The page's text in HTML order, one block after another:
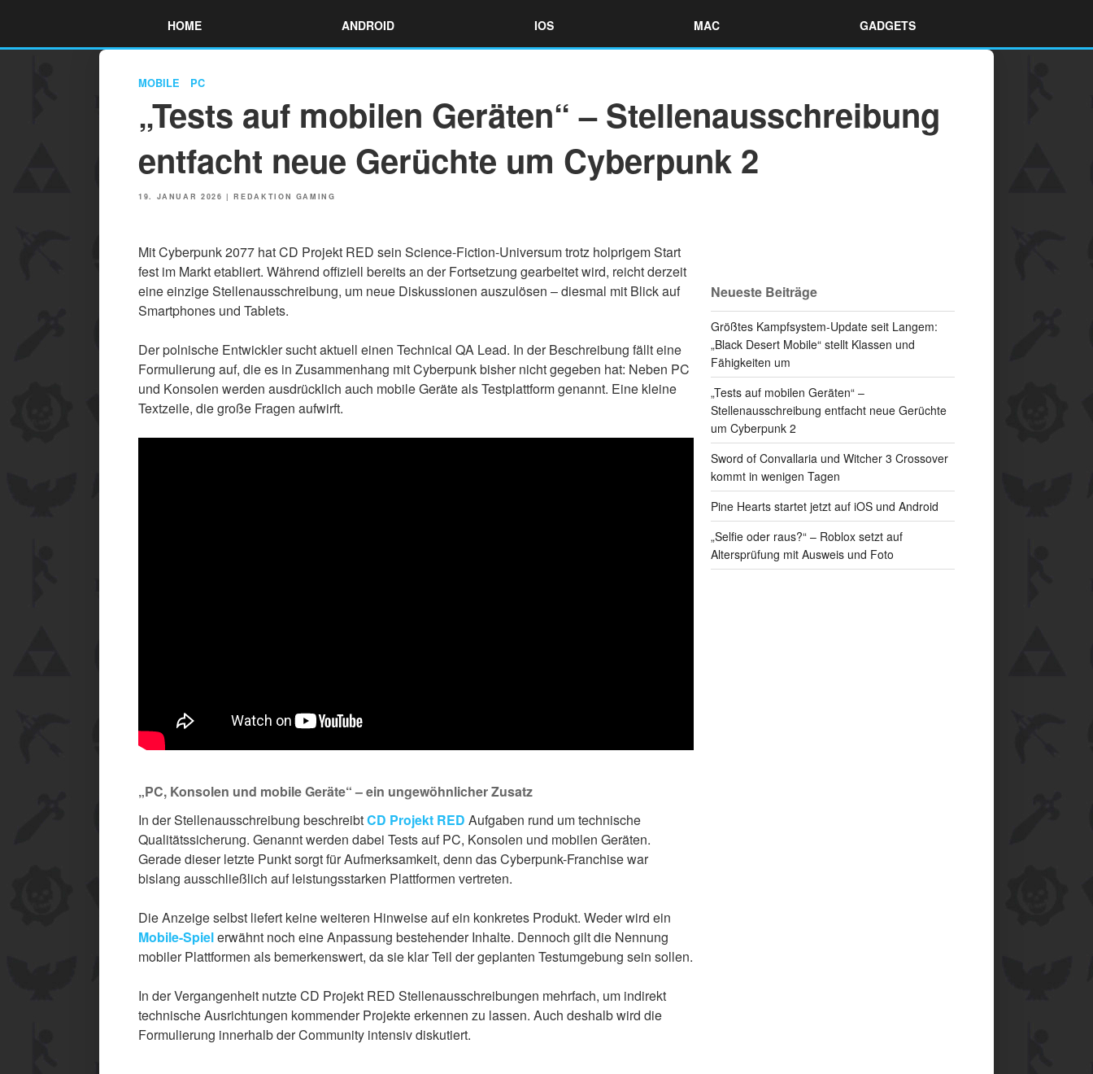
content
HOME ANDROID IOS MAC GADGETS
MOBILE PC
„Tests auf mobilen Geräten“ – Stellenausschreibung
entfacht neue Gerüchte um Cyberpunk 2
POSTED
19. JANUAR 2026 |REDAKTION GAMING
Mit Cyberpunk 2077 hat CD Projekt RED sein Science-Fiction-Universum trotz holprigem Start
fest im Markt etabliert. Während offiziell bereits an der Fortsetzung gearbeitet wird, reicht derzeit
eine einzige Stellenausschreibung, um neue Diskussionen auszulösen – diesmal mit Blick auf
Smartphones und Tablets.
Der polnische Entwickler sucht aktuell einen Technical QA Lead. In der Beschreibung fällt eine
Formulierung auf, die es in Zusammenhang mit Cyberpunk bisher nicht gegeben hat: Neben PC
und Konsolen werden ausdrücklich auch mobile Geräte als Testplattform genannt. Eine kleine
Textzeile, die große Fragen aufwirft.
„PC, Konsolen und mobile Geräte“ – ein ungewöhnlicher Zusatz
In der Stellenausschreibung beschreibtCD Projekt RED Aufgaben rund um technische
Qualitätssicherung. Genannt werden dabei Tests auf PC, Konsolen und mobilen Geräten.
Gerade dieser letzte Punkt sorgt für Aufmerksamkeit, denn das Cyberpunk-Franchise war
bislang ausschließlich auf leistungsstarken Plattformen vertreten.
Die Anzeige selbst liefert keine weiteren Hinweise auf ein konkretes Produkt. Weder wird ein
Mobile-Spielerwähnt noch eine Anpassung bestehender Inhalte. Dennoch gilt die Nennung
mobiler Plattformen als bemerkenswert, da sie klar Teil der geplanten Testumgebung sein sollen.
In der Vergangenheit nutzte CD Projekt RED Stellenausschreibungen mehrfach, um indirekt
technische Ausrichtungen kommender Projekte erkennen zu lassen. Auch deshalb wird die
Formulierung innerhalb der Community intensiv diskutiert.
Neueste Beiträge
Größtes Kampfsystem-Update seit Langem:
„Black Desert Mobile“ stellt Klassen und
Fähigkeiten um
„Tests auf mobilen Geräten“ –
Stellenausschreibung entfacht neue Gerüchte
um Cyberpunk 2
Sword of Convallaria und Witcher 3 Crossover
kommt in wenigen Tagen
Pine Hearts startet jetzt auf iOS und Android
„Selfie oder raus?“ – Roblox setzt auf
Altersprüfung mit Ausweis und Foto